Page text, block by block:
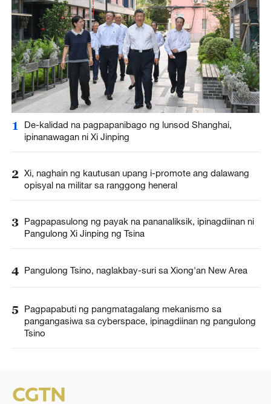
1
De-kalidad na pagpapanibago ng lunsod Shanghai,
ipinanawagan ni Xi Jinping
2 Xi, naghain ng kautusan upang i-promote ang dalawang
opisyal na militar sa ranggong heneral
3 Pagpapasulong ng payak na pananaliksik, ipinagdiinan ni
Pangulong Xi Jinping ng Tsina
4 Pangulong Tsino, naglakbay-suri sa Xiong'an New Area
5
Pagpapabuti ng pangmatagalang mekanismo sa
pangangasiwa sa cyberspace, ipinagdiinan ng pangulong
Tsino